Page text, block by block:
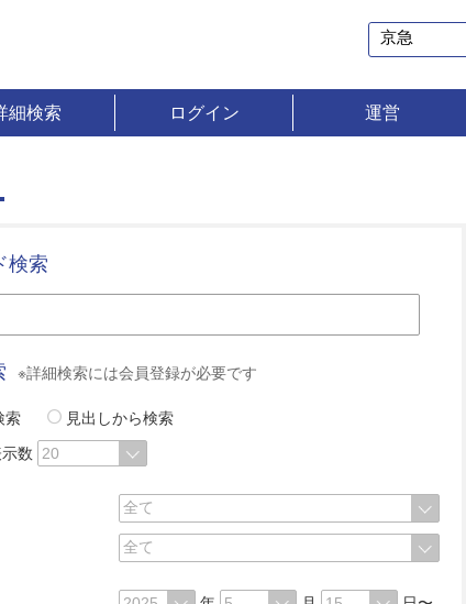
細検索 ログイン 運営
検索
※詳細検索には会員登録が必要です
索
見出しから検索
数